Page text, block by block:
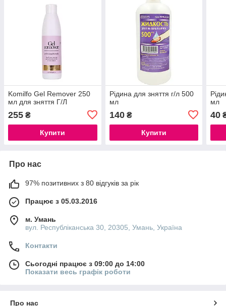
Komilfo Gel Remover 250
мл для зняття Г/Л
255 ₴
Купити
Рідина для зняття г/л 500
мл
140₴
Купити
мл
40
Про нас
97% позитивних з 80 відгуків за рік
Працює з 05.03.2016
м. Умань
вул. Республіканська 30, 20305, Умань, Україна
Контакти
Сьогодні працює з 09:00 до 14:00
Показати весь графік роботи
Про нас